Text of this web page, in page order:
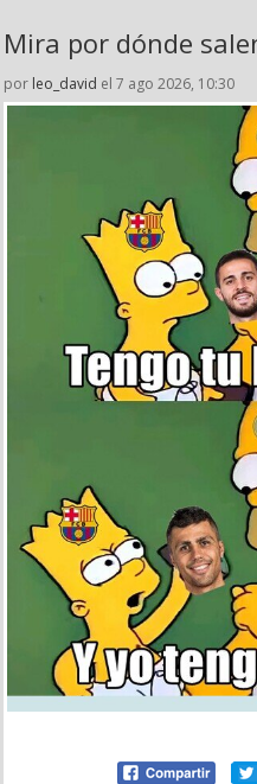
Mira por dónde
por leo_david el 7 ago 2026, 10:30